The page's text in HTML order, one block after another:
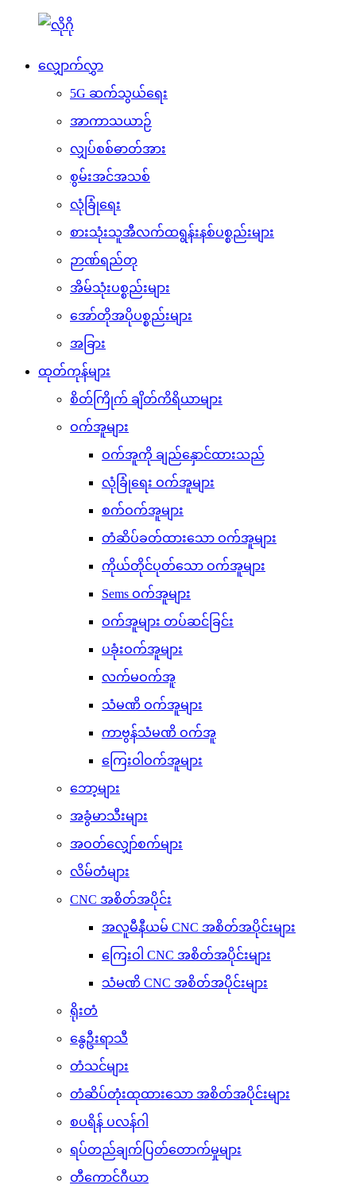
လျှောက်လွှာ
5G ဆက်သွယ်ရေး
အာကာသယာဉ်
လျှပ်စစ်ဓာတ်အား
စွမ်းအင်အသစ်
လုံခြုံရေး
စားသုံးသူအီလက်ထရွန်းနစ်ပစ္စည်းများ
ဉာဏ်ရည်တု
အိမ်သုံးပစ္စည်းများ
အော်တိုအပိုပစ္စည်းများ
အခြား
ထုတ်ကုန်များ
စိတ်ကြိုက် ချိတ်ကိရိယာများ
ဝက်အူများ
ဝက်အူကို ချည်နှောင်ထားသည်
လုံခြုံရေး ဝက်အူများ
စက်ဝက်အူများ
တံဆိပ်ခတ်ထားသော ဝက်အူများ
ကိုယ်တိုင်ပုတ်သော ဝက်အူများ
Sems ဝက်အူများ
ဝက်အူများ တပ်ဆင်ခြင်း
ပခုံးဝက်အူများ
လက်မဝက်အူ
သံမဏိ ဝက်အူများ
ကာဗွန်သံမဏိ ဝက်အူ
ကြေးဝါဝက်အူများ
ဘော့များ
အခွံမာသီးများ
အဝတ်လျှော်စက်များ
လိမ်တံများ
CNC အစိတ်အပိုင်း
အလူမီနီယမ် CNC အစိတ်အပိုင်းများ
ကြေးဝါ CNC အစိတ်အပိုင်းများ
သံမဏိ CNC အစိတ်အပိုင်းများ
ရိုးတံ
နွေဦးရာသီ
တံသင်များ
တံဆိပ်တုံးထုထားသော အစိတ်အပိုင်းများ
စပရိန် ပလန်ဂါ
ရပ်တည်ချက်ပြတ်တောက်မှုများ
တီကောင်ဂီယာ